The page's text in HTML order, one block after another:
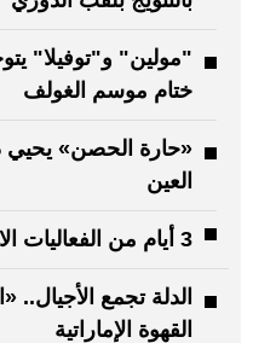
"مولين" و"توفيلا"
ختام موسم الغولف
«حارة الحصن» يحيي
العين
3 أيام من الفعاليات الاحتفالية في متحف العين
الدلة تجمع
القهوة الإماراتية